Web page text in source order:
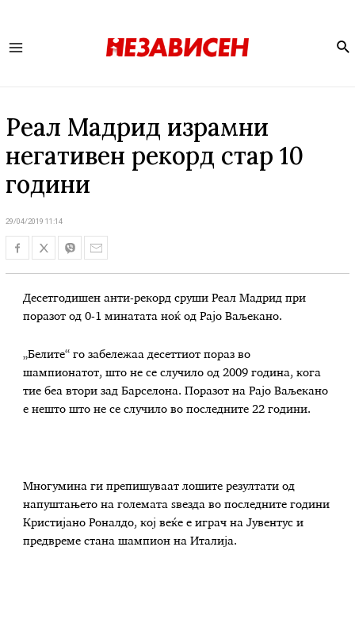
Реал Мадрид израмни
негативен рекорд стар 10
години
29/04/2019 11:14
Десетгодишен анти-рекорд сруши Реал Мадрид при
поразот од 0-1 минатата ноќ од Рајо Ваљекано.
„Белите“ го забележаа десеттиот пораз во
шампионатот, што не се случило од 2009 година, кога
тие беа втори зад Барселона. Поразот на Рајо Ваљекано
е нешто што не се случило во последните 22 години.
Многумина ги препишуваат лошите резултати од
напуштањето на големата ѕвезда во последните години
Кристијано Роналдо, кој веќе е играч на Јувентус и
предвреме стана шампион на Италија.